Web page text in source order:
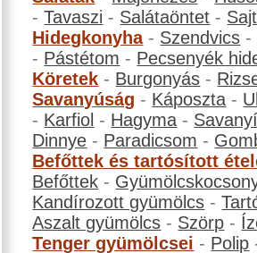
-Tavaszi - Salátaöntet -
Hidegkonyha- Szendvics -
- Pástétom - Pecsenyék
Köretek - Burgonyás -
Savanyúság - Káposzta -
- Karfiol - Hagyma -
Dinnye - Paradicsom -
Befőttek és tartósított
Befőttek -
Kandírozott gyümölcs -
Aszalt gyümölcs - Szörp -
Tenger gyümölcsei - Polip